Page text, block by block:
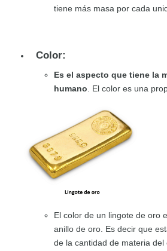
tiene más masa por cada
Color:
Es el aspecto que tiene la
humano. El color es una
El color de un lingote de oro
anillo de oro. Es decir que
de la cantidad de materia del